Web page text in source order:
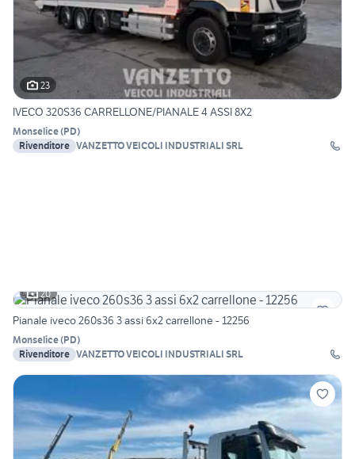
23
IVECO 320S36 CARRELLONE/PIANALE 4 ASSI 8X2
Monselice(PD)
Rivenditore VANZETTO VEICOLI INDUSTRIALI SRL
20
Pianale iveco 260s36 3 assi 6x2 carrellone - 12256
Monselice(PD)
Rivenditore VANZETTO VEICOLI INDUSTRIALI SRL